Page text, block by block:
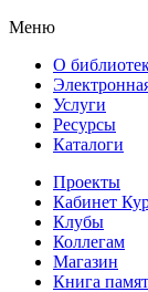
Меню
О
Услуги
Ресурсы
Каталоги
Проекты
Кабинет
Клубы
Коллегам
Магазин
Книга